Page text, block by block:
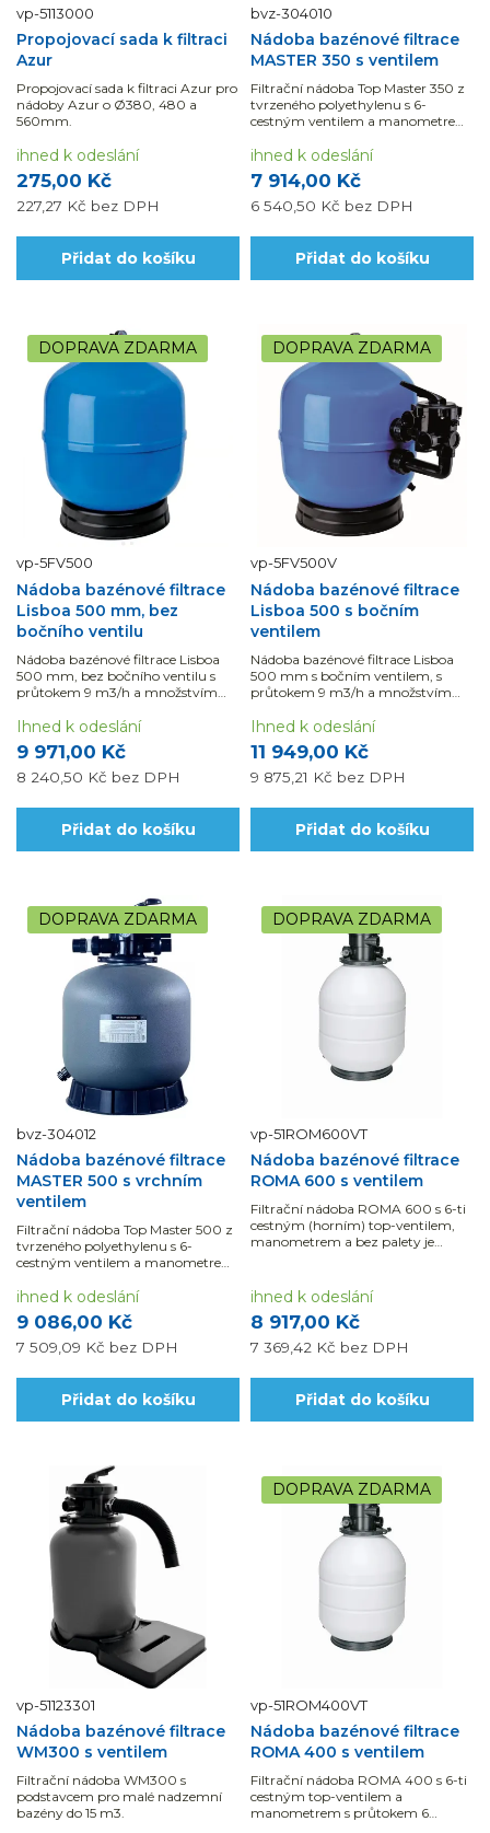
vp-5113000
Propojovací sada k filtraci
Azur
Propojovací sada k filtraci Azur pro
nádoby Azur o Ø380, 480 a
560mm.
275,00 Kč
227,27 Kč bez DPH
ihned k odeslání
Přidat do košíku
bvz-304010
Nádoba bazénové filtrace
MASTER 350 s ventilem
Filtrační nádoba Top Master 350 z
tvrzeného polyethylenu s 6-
cestným ventilem a manometrem
7 914,00 Kč
6 540,50 Kč bez DPH
ihned k odeslání
Přidat do košíku
DOPRAVA ZDARMA
vp-5FV500
Nádoba bazénové filtrace
Lisboa 500 mm, bez
bočního ventilu
Nádoba bazénové filtrace Lisboa
500 mm, bez bočního ventilu s
průtokem 9 m3/h a množstvím
9 971,00 Kč
8 240,50 Kč bez DPH
Ihned k odeslání
Přidat do košíku
DOPRAVA ZDARMA
vp-5FV500V
Nádoba bazénové filtrace
Lisboa 500 s bočním
ventilem
Nádoba bazénové filtrace Lisboa
500 mm s bočním ventilem, s
průtokem 9 m3/h a množstvím
bazény do 45 m3
11 949,00 Kč
9 875,21 Kč bez DPH
Ihned k odeslání
Přidat do košíku
DOPRAVA ZDARMA
bvz-304012
Nádoba bazénové filtrace
MASTER 500 s vrchním
ventilem
Filtrační nádoba Top Master 500 z
tvrzeného polyethylenu s 6-
cestným ventilem a manometrem
9 086,00 Kč
7 509,09 Kč bez DPH
ihned k odeslání
Přidat do košíku
DOPRAVA ZDARMA
vp-51ROM600VT
Nádoba bazénové filtrace
ROMA 600 s ventilem
Filtrační nádoba ROMA 600 s 6-ti
cestným (horním) top-ventilem,
manometrem a bez palety je
8 917,00 Kč
7 369,42 Kč bez DPH
ihned k odeslání
Přidat do košíku
vp-51123301
Nádoba bazénové filtrace
WM300 s ventilem
Filtrační nádoba WM300 s
podstavcem pro malé nadzemní
bazény do 15 m3.
DOPRAVA ZDARMA
vp-51ROM400VT
Nádoba bazénové filtrace
ROMA 400 s ventilem
Filtrační nádoba ROMA 400 s 6-ti
cestným top-ventilem a
manometrem s průtokem 6